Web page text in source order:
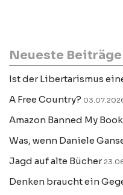
Neueste Beiträge
Ist der Libertarismus
A Free Country?
Amazon Banned My
Was, wenn Daniele
Jagd auf alte Bücher
Denken braucht ein